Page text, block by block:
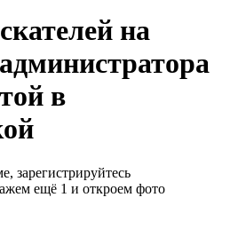
на
в
зарегистрируйтесь
ещё 1 и откроем фото